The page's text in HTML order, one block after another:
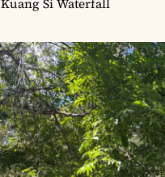
Kuang Si Waterfall